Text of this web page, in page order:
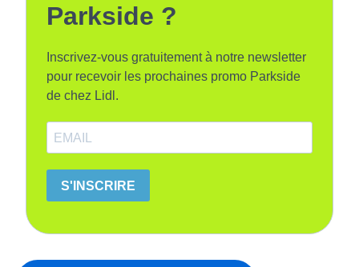
Parkside ?
Inscrivez-vous gratuitement à notre newsletter
pour recevoir les prochaines promo Parkside
de chez Lidl.
S'INSCRIRE